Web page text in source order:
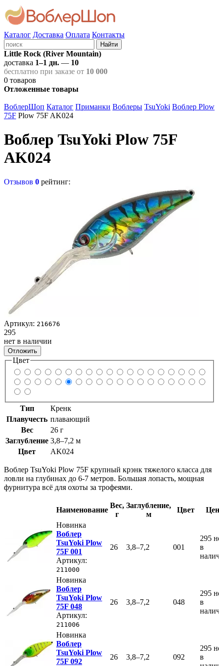
Каталог Доставка Оплата Контакты
Найти
Little Rock (River Mountain)
доставка 1–1 дн. — 10
бесплатно при заказе от 10 000
0 товаров
Отложенные товары
ВоблерШоп Каталог Приманки Воблеры TsuYoki Воблер Plow
75F Plow 75F AK024
Воблер TsuYoki Plow 75F
AK024
Отзывов 0 рейтинг:
Артикул: 216676
295
нет в наличии
Отложить
Цвет
Тип
Кренк
Плавучесть плавающий
Вес
26 г
Заглубление 3,8–7,2 м
Цвет
AK024
Воблер TsuYoki Plow 75F крупный крэнк тяжелого класса для
ловли на глубинах до 6-7 метров. Большая лопасть, мощная
фурнитура всё для охоты за трофеями.
Наименование
Вес,
г
Заглубление,
м
Цвет
Новинка
Воблер
TsuYoki Plow
75F 001
Артикул:
211000
26 3,8–7,2 001
295
в
Новинка
Воблер
TsuYoki Plow
75F 048
Артикул:
211006
26 3,8–7,2 048
295
в
Новинка
Воблер
TsuYoki Plow
75F 092
26 3,8–7,2 092
295
в